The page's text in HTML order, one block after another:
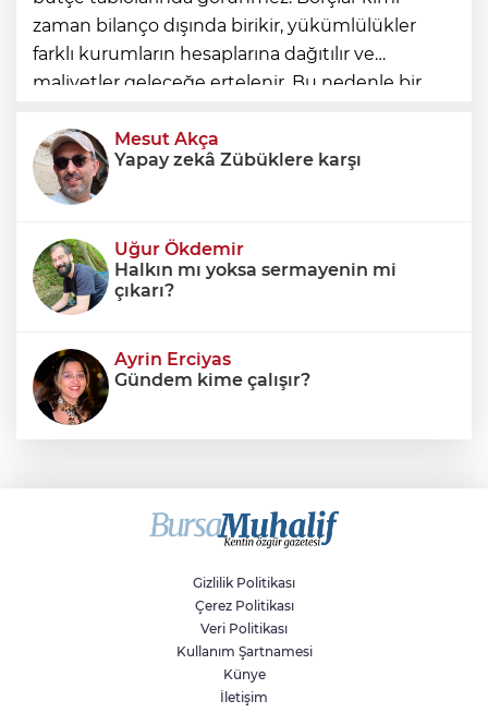
zaman bilanço dışında birikir, yükümlülükler
farklı kurumların hesaplarına dağıtılır ve
maliyetler geleceğe ertelenir. Bu nedenle bir
yalnızca bütçe açığına veya resmi borç stok
Mesut Akça
Yapay zekâ Zübüklere karşı
Uğur Ökdemir
Halkın mı yoksa sermayenin mi
çıkarı?
Ayrin Erciyas
Gündem kime çalışır?
Savaşların gölgesinde engellilik,
doğa ve kaybedilen gelecek
Gizlilik Politikası
Çerez Politikası
Veri Politikası
Kullanım Şartnamesi
Künye
İletişim